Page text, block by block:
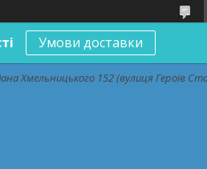
Умови доставки
Хмельницького 152 (вулиця Героїв